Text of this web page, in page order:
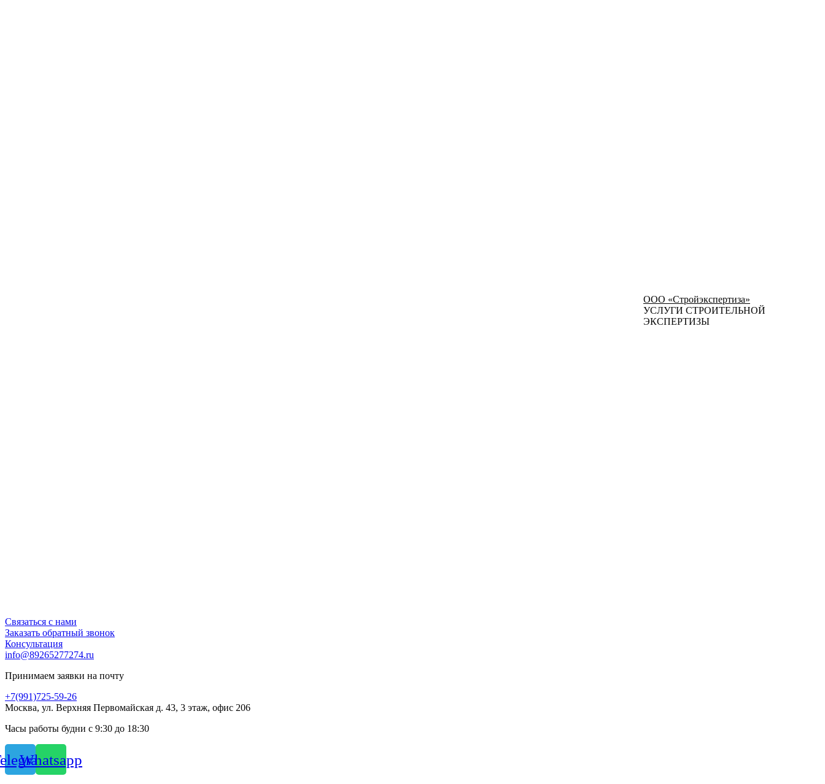
ООО «Стройэкспертиза»
УСЛУГИ СТРОИТЕЛЬНОЙ
ЭКСПЕРТИЗЫ
Связаться с нами
Заказать обратный звонок
Консультация
info@89265277274.ru
Принимаем заявки на почту
+7(991)725-59-26
Москва, ул. Верхняя Первомайская д. 43, 3 этаж, офис 206
Часы работы будни с 9:30 до 18:30
Whatsapp